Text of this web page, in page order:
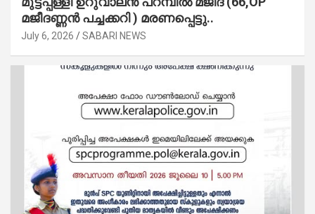
മജീദണ്ണൻ പച്ചക്കറി ) മരണപ്പെട്ടു..
July 6, 2026 SABARI NEWS